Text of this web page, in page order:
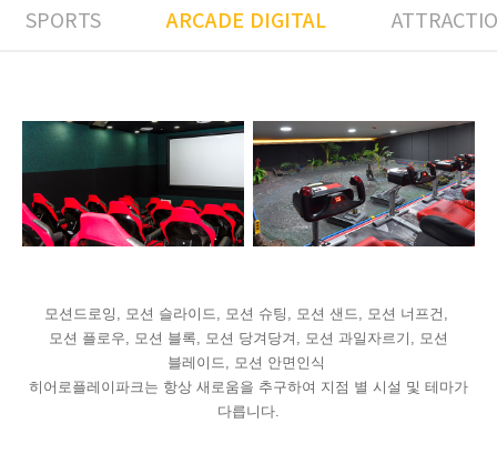
SPORTS ARCADE DIGITAL
모션드로잉, 모션 슬라이드, 모션 슈팅, 모션 샌드, 모션 너프건,
모션 플로우, 모션 블록, 모션 당겨당겨, 모션 과일자르기, 모션
블레이드, 모션 안면인식
히어로플레이파크는 항상 새로움을 추구하여 지점 별 시설 및 테마가
다릅니다.